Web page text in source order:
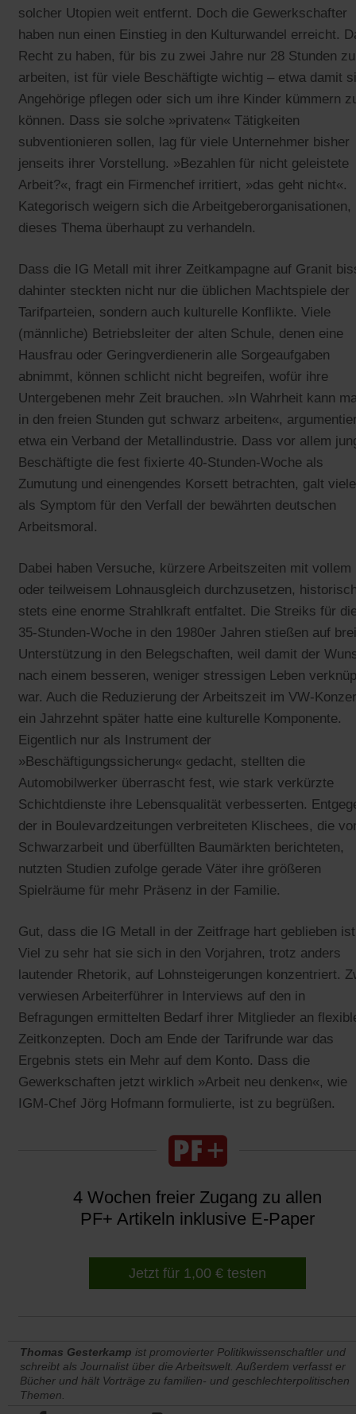
solcher Utopien weit entfernt. Doch die Gewerkschafter
haben nun einen Einstieg in den Kulturwandel erreicht.
Recht zu haben, für bis zu zwei Jahre nur 28 Stunden zu
arbeiten, ist für viele Beschäftigte wichtig – etwa damit
Angehörige pflegen oder sich um ihre Kinder kümmern
können. Dass sie solche »privaten« Tätigkeiten
subventionieren sollen, lag für viele Unternehmer bisher
jenseits ihrer Vorstellung. »Bezahlen für nicht geleistete
Arbeit?«, fragt ein Firmenchef irritiert, »das geht nicht«.
Kategorisch weigern sich die Arbeitgeberorganisationen,
dieses Thema überhaupt zu verhandeln.
Dass die IG Metall mit ihrer Zeitkampagne auf Granit
dahinter steckten nicht nur die üblichen Machtspiele der
Tarifparteien, sondern auch kulturelle Konflikte. Viele
(männliche) Betriebsleiter der alten Schule, denen eine
Hausfrau oder Geringverdienerin alle Sorgeaufgaben
abnimmt, können schlicht nicht begreifen, wofür ihre
Untergebenen mehr Zeit brauchen. »In Wahrheit kann
in den freien Stunden gut schwarz arbeiten«,
etwa ein Verband der Metallindustrie. Dass vor allem
Beschäftigte die fest fixierte 40-Stunden-Woche als
Zumutung und einengendes Korsett betrachten, galt
als Symptom für den Verfall der bewährten deutschen
Arbeitsmoral.
Dabei haben Versuche, kürzere Arbeitszeiten mit vollem
oder teilweisem Lohnausgleich durchzusetzen,
stets eine enorme Strahlkraft entfaltet. Die Streiks für
35-Stunden-Woche in den 1980er Jahren stießen auf
Unterstützung in den Belegschaften, weil damit der
nach einem besseren, weniger stressigen Leben
war. Auch die Reduzierung der Arbeitszeit im VW-
ein Jahrzehnt später hatte eine kulturelle Komponente.
Eigentlich nur als Instrument der
»Beschäftigungssicherung« gedacht, stellten die
Automobilwerker überrascht fest, wie stark verkürzte
Schichtdienste ihre Lebensqualität verbesserten.
der in Boulevardzeitungen verbreiteten Klischees, die
Schwarzarbeit und überfüllten Baumärkten berichteten,
nutzten Studien zufolge gerade Väter ihre größeren
Spielräume für mehr Präsenz in der Familie.
Gut, dass die IG Metall in der Zeitfrage hart geblieben
Viel zu sehr hat sie sich in den Vorjahren, trotz anders
lautender Rhetorik, auf Lohnsteigerungen konzentriert.
verwiesen Arbeiterführer in Interviews auf den in
Befragungen ermittelten Bedarf ihrer Mitglieder an
Zeitkonzepten. Doch am Ende der Tarifrunde war das
Ergebnis stets ein Mehr auf dem Konto. Dass die
Gewerkschaften jetzt wirklich »Arbeit neu denken«, wie
IGM-Chef Jörg Hofmann formulierte, ist zu begrüßen.
4 Wochen freier Zugang zu allen
PF+ Artikeln inklusive E-Paper
Jetzt für 1,00 € testen
Thomas Gesterkamp ist promovierter Politikwissenschaftler und
schreibt als Journalist über die Arbeitswelt. Außerdem verfasst er
Bücher und hält Vorträge zu familien- und geschlechterpolitischen
Themen.